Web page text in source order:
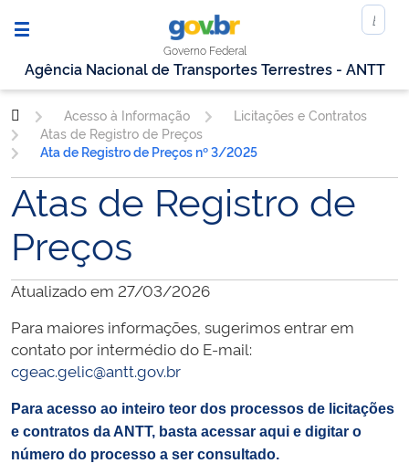
Governo Federal
Agência Nacional de Transportes Terrestres - ANTT
Acesso à Informação
Licitações e Contratos
Atas de Registro de Preços
Ata de Registro de Preços nº 3/2025
Atas de Registro de
Preços
Atualizado em 27/03/2026
Para maiores informações, sugerimos entrar em
contato por intermédio do E-mail:
cgeac.gelic@antt.gov.br
Para acesso ao inteiro teor dos processos de licitações
e contratos da ANTT, basta acessar aqui e digitar o
número do processo a ser consultado.